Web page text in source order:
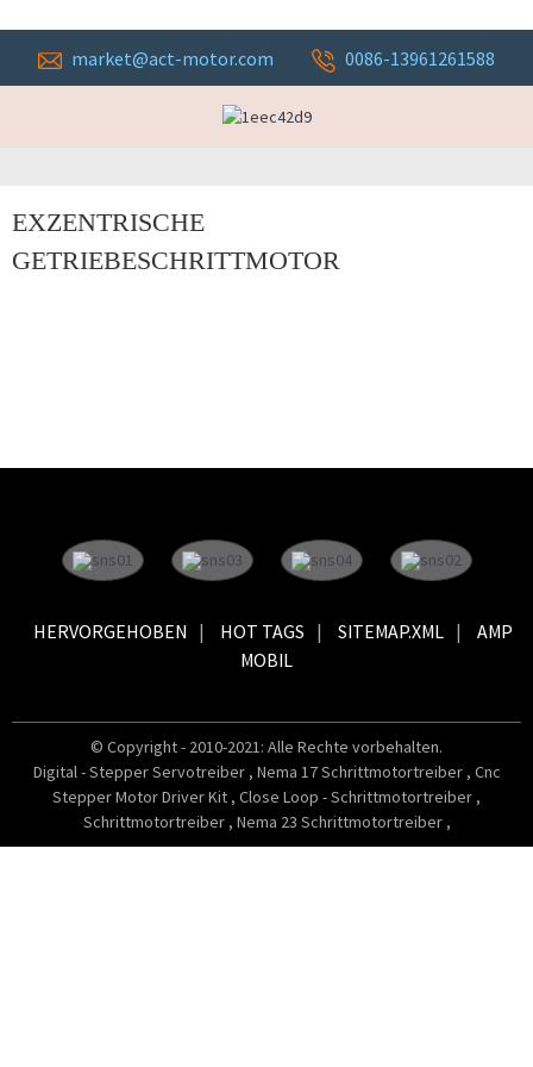
market@act-motor.com 0086-13961261588
EXZENTRISCHE
GETRIEBESCHRITTMOTOR
HERVORGEHOBEN HOT TAGS SITEMAP.XML
AMP
MOBIL
© Copyright - 2010-2021: Alle Rechte vorbehalten.
Digital - Stepper Servotreiber , Nema 17 Schrittmotortreiber , Cnc
Stepper Motor Driver Kit , Close Loop - Schrittmotortreiber ,
Schrittmotortreiber , Nema 23 Schrittmotortreiber ,